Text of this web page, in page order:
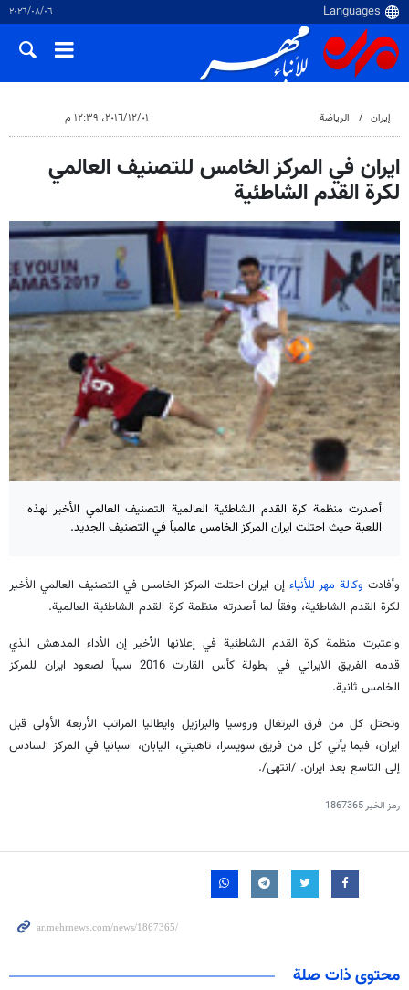
٠٦‏/٠٨‏/٢٠٢٦
إيران الرياضة ٠١‏/١٢‏/٢٠١٦، ١٢:٣٩ م
ايران في المركز الخامس للتصنيف العالمي
لكرة القدم الشاطئية
أصدرت منظمة كرة القدم الشاطئية العالمية التصنيف العالمي الأخير لهذه
اللعبة حيث احتلت ايران المركز الخامس عالمياً في التصنيف الجديد.
وأفادت وكالة مهر للأنباء إن ايران احتلت المركز الخامس في التصنيف العالمي الأخير
لكرة القدم الشاطئية، وفقاً لما أصدرته منظمة كرة القدم الشاطئية العالمية.
واعتبرت منظمة كرة القدم الشاطئية في إعلانها الأخير إن الأداء المدهش الذي
قدمه الفريق الايراني في بطولة كأس القارات 2016 سبباً لصعود ايران للمركز
الخامس ثانية.
وتحتل كل من فرق البرتغال وروسيا والبرازيل وايطاليا المراتب الأربعة الأولى قبل
ايران، فيما يأتي كل من فريق سويسرا، تاهيتي، اليابان، اسبانيا في المركز السادس
إلى التاسع بعد ايران. /انتهى/.
رمز الخبر1867365
محتوى ذات صلة